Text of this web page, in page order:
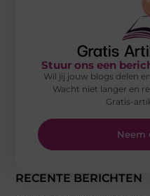
RECENTE BERICHTEN
Stuur ons een
Wil jij jouw blogs delen
Wacht niet langer en
Gratis-
Neem